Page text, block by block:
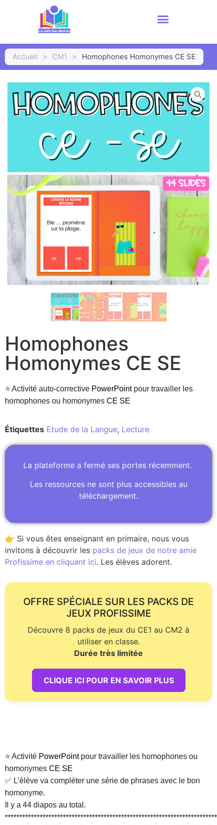
Accueil > CM1 > Homophones Homonymes CE SE
Homophones
Homonymes CE SE
⭐ Activité auto-corrective PowerPointpour travailler les
homophones ou homonymes CE SE
Étiquettes Etude de la Langue, Lecture
La plateforme a fermé ses portes récemment.
Les ressources ne sont plus accessibles au
téléchargement.
👉 Si vous êtes enseignant en primaire, nous vous
invitons à découvrir les packs de jeux de notre amie
Profissime en cliquant ici. Les élèves adorent.
OFFRE SPÉCIALE SUR LES PACKS DE
JEUX PROFISSIME
Découvre 8 packs de jeux du CE1 au CM2 à
utiliser en classe.
Durée très limitée
CLIQUE ICI POUR EN SAVOIR PLUS
⭐ Activité PowerPointpour travailler les homophones ou
homonymes CE SE
✅ L’élève va compléter une série de phrases avec le bon
homonyme.
Il y a 44 diapos au total.